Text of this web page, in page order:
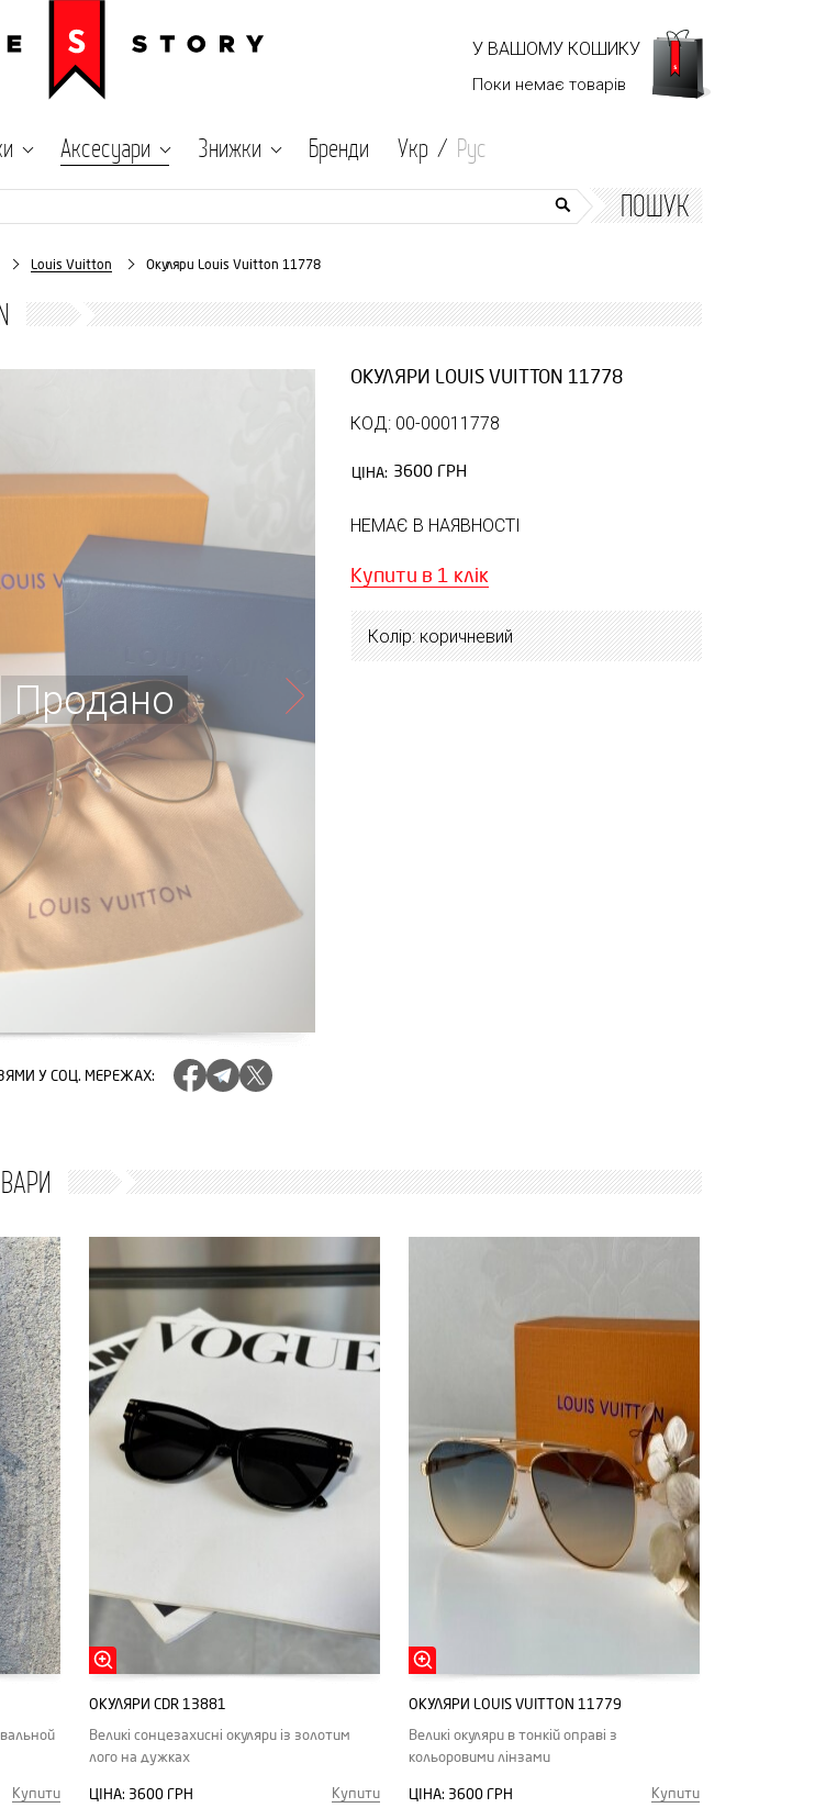
У ВАШОМУ КОШИКУ
Поки немає товарів
Аксесуари Знижки Бренди Укр / Рус
ПОШУК
Louis Vuitton Окуляри Louis Vuitton 11778
Продано
У СОЦ. МЕРЕЖАХ:
ОКУЛЯРИ LOUIS VUITTON 11778
КОД: 00-00011778
ЦІНА: 3600 ГРН
НЕМАЄ В НАЯВНОСТІ
Купити в 1 клік
Колір: коричневий
Купити
ОКУЛЯРИ CDR 13881
Великі сонцезахисні окуляри із золотим
лого на дужках
ЦІНА: 3600 ГРН Купити
ОКУЛЯРИ LOUIS VUITTON 11779
Великі окуляри в тонкій оправі з
кольоровими лінзами
ЦІНА: 3600 ГРН Купити